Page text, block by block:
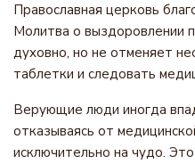
Православная церковь
Молитва о выздоровлении
духовно, но не отменяет
таблетки и следовать
Верующие люди иногда
отказываясь от
исключительно на чудо.